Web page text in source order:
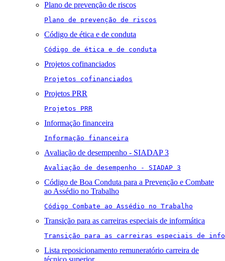
Plano de prevenção de riscos
Plano de prevenção de riscos
Código de ética e de conduta
Código de ética e de conduta
Projetos cofinanciados
Projetos cofinanciados
Projetos PRR
Projetos PRR
Informação financeira
Informação financeira
Avaliação de desempenho - SIADAP 3
Avaliação de desempenho - SIADAP 3
Código de Boa Conduta para a Prevenção e Combate
ao Assédio no Trabalho
Código Combate ao Assédio no Trabalho
Transição para as carreiras especiais de informática
Transição para as carreiras especiais de
Lista reposicionamento remuneratório carreira de
técnico superior